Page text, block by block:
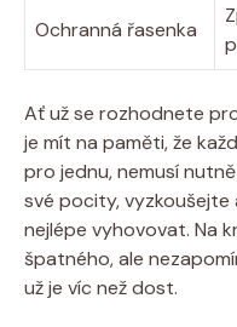
Ochranná řasenka
Ať už se rozhodnete
je mít na paměti, že
pro jednu, nemusí
své pocity,
nejlépe vyhovovat. Na
špatného, ale
už je víc než dost.